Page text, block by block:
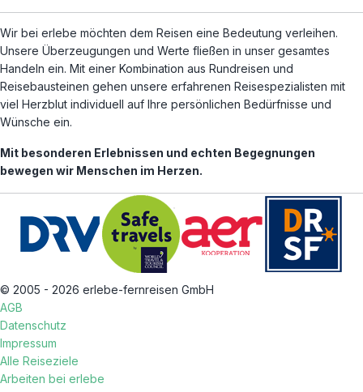
Wir bei erlebe möchten dem Reisen eine Bedeutung verleihen.
Unsere Überzeugungen und Werte fließen in unser gesamtes
Handeln ein. Mit einer Kombination aus Rundreisen und
Reisebausteinen gehen unsere erfahrenen Reisespezialisten mit
viel Herzblut individuell auf Ihre persönlichen Bedürfnisse und
Wünsche ein.
Mit besonderen Erlebnissen und echten Begegnungen
bewegen wir Menschen im Herzen.
© 2005 - 2026 erlebe-fernreisen GmbH
AGB
Datenschutz
Impressum
Alle Reiseziele
Arbeiten bei erlebe